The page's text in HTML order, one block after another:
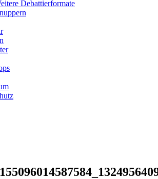
Debattierformate